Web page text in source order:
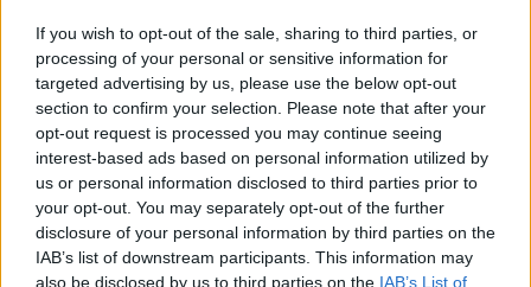
If you wish to opt-out of the sale, sharing to third parties, or
processing of your personal or sensitive information for
targeted advertising by us, please use the below opt-out
section to confirm your selection. Please note that after your
opt-out request is processed you may continue seeing
interest-based ads based on personal information utilized by
us or personal information disclosed to third parties prior to
your opt-out. You may separately opt-out of the further
disclosure of your personal information by third parties on the
IAB’s list of downstream participants. This information may
also be disclosed by us to third parties on the IAB’s List of
internationalen Rennen. Sein Schwerpunkt liegt auf
aktuellen Rennberichten, Einordnungen und
Hintergrundtexten, mit denen er sportliche
Entwicklungen im Peloton verständlich und präzise
erklärt. Bei großen Renntagen arbeitet er zudem mit
Live-Formaten, um das Geschehen fortlaufend zu
dokumentieren und zeitnah einzuordnen.
Oliver ist in Würzburg stationiert. Neben seiner
redaktionellen Arbeit ist er sportlich selbst aktiv und
bringt dadurch zusätzliche Praxisnähe in seine
Berichterstattung ein. Er studiert Grundschullehramt und